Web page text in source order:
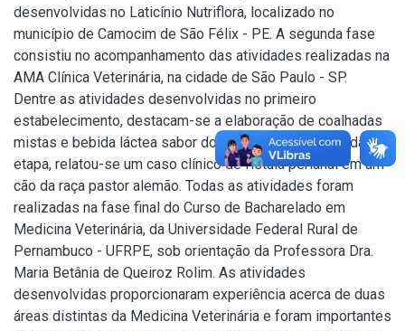
desenvolvidas no Laticínio Nutriflora, localizado no
município de Camocim de São Félix - PE. A segunda fase
consistiu no acompanhamento das atividades realizadas na
AMA Clínica Veterinária, na cidade de São Paulo - SP.
Dentre as atividades desenvolvidas no primeiro
estabelecimento, destacam-se a elaboração de coalhadas
mistas e bebida láctea sabor doce de leite. Na segunda
etapa, relatou-se um caso clínico de fístula perianal em um
cão da raça pastor alemão. Todas as atividades foram
realizadas na fase final do Curso de Bacharelado em
Medicina Veterinária, da Universidade Federal Rural de
Pernambuco - UFRPE, sob orientação da Professora Dra.
Maria Betânia de Queiroz Rolim. As atividades
desenvolvidas proporcionaram experiência acerca de duas
áreas distintas da Medicina Veterinária e foram importantes